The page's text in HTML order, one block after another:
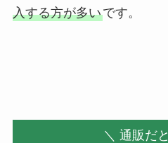
入する方が多いです。
＼ 通販だと